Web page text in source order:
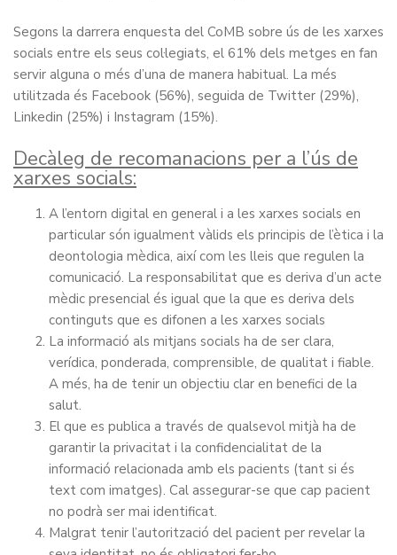
Segons la darrera enquesta del CoMB sobre ús de les xarxes
socials entre els seus col·legiats, el 61% dels metges en fan
servir alguna o més d’una de manera habitual. La més
utilitzada és Facebook (56%), seguida de Twitter (29%),
Linkedin (25%) i Instagram (15%).
Decàleg de recomanacions per a l’ús de
xarxes socials:
A l’entorn digital en general i a les xarxes socials en
particular són igualment vàlids els principis de l’ètica i la
deontologia mèdica, així com les lleis que regulen la
comunicació. La responsabilitat que es deriva d’un acte
mèdic presencial és igual que la que es deriva dels
continguts que es difonen a les xarxes socials
La informació als mitjans socials ha de ser clara,
verídica, ponderada, comprensible, de qualitat i fiable.
A més, ha de tenir un objectiu clar en benefici de la
salut.
El que es publica a través de qualsevol mitjà ha de
garantir la privacitat i la confidencialitat de la
informació relacionada amb els pacients (tant si és
text com imatges). Cal assegurar-se que cap pacient
no podrà ser mai identificat.
Malgrat tenir l’autorització del pacient per revelar la